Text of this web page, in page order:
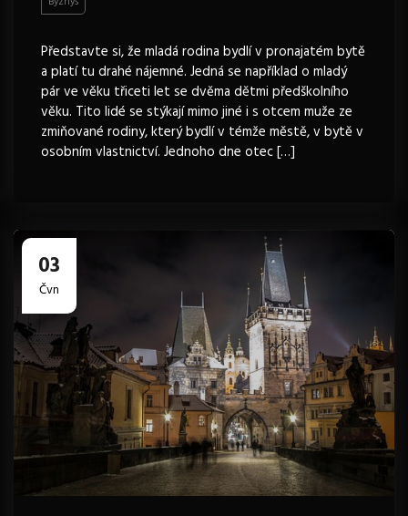
Představte si, že mladá rodina bydlí v pronajatém bytě
a platí tu drahé nájemné. Jedná se například o mladý
pár ve věku třiceti let se dvěma dětmi předškolního
věku. Tito lidé se stýkají mimo jiné i s otcem muže ze
zmiňované rodiny, který bydlí v témže městě, v bytě v
osobním vlastnictví. Jednoho dne otec […]
03
Čvn